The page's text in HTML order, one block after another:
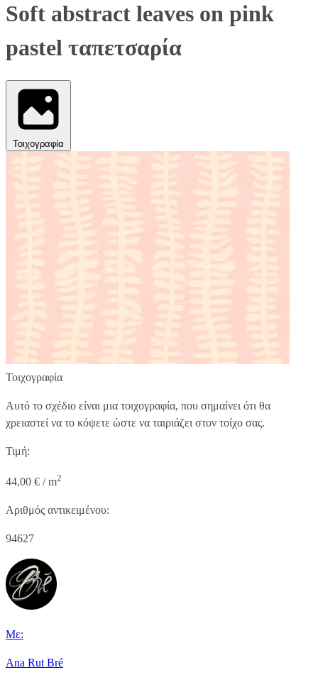
Soft abstract leaves on pink
pastel ταπετσαρία
Τοιχογραφία
Τοιχογραφία
Αυτό το σχέδιο είναι μια τοιχογραφία, που σημαίνει ότι θα
χρειαστεί να το κόψετε ώστε να ταιριάζει στον τοίχο σας.
Τιμή:
44,00 € / m2
Αριθμός αντικειμένου:
94627
Με:
Ana Rut Bré